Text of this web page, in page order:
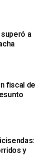
a
fiscal de
y